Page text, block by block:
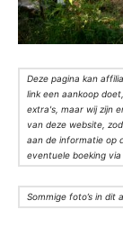
Deze pagina kan
link een aankoop
extra's, maar wij zijn
van deze website,
aan de informatie op
eventuele boeking
Sommige foto’s in dit